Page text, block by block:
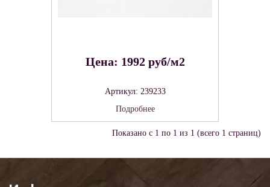
Цена: 1992 руб/м2
Артикул: 239233
Подробнее
Показано с 1 по 1 из 1 (всего 1 страниц)